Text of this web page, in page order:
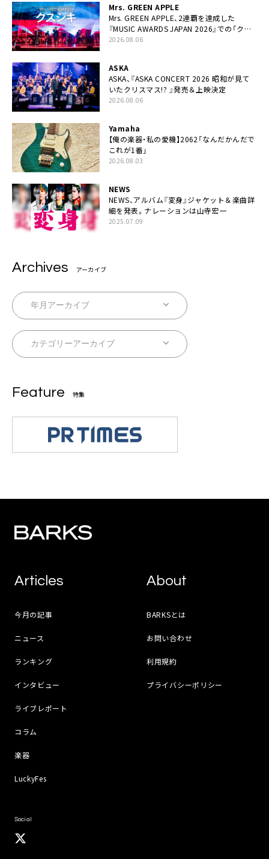
Mrs. GREEN APPLE
Mrs. GREEN APPLE、2連覇を達成した
『MUSIC AWARDS JAPAN 2026』での「クス
シキ」ライブパフォーマンスをYouTube公開
2026.08.06
ASKA
ASKA、『ASKA CONCERT 2026 昭和が見て
いたクリスマス!? 』発売＆上映決定
2026.08.06
Yamaha
【俺の楽器・私の愛機】2062「なんだかんだで
これが1番」
2026.08.03
NEWS
NEWS、アルバム『変身』ジャケット＆楽曲詳
細を発表。ナレーションは⼭寺宏⼀
2025.07.09
Archives アーカイブ
Feature 特集
Articles
今月の記事
ニュース
ランキング
インタビュー
ライブレポート
コラム
楽器
LuckyFes
About
BARKSとは
お問い合わせ
利用規約
プライバシーポリシー
Social